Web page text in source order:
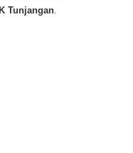
Tunjangan